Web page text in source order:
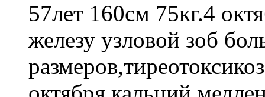
57лет 160см 75кг.4
железу узловой зоб